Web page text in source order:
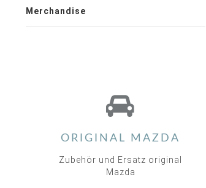
Merchandise
ORIGINAL MAZDA
Zubehör und Ersatz original
Mazda